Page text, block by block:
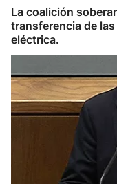
La coalición
transferencia de
eléctrica.